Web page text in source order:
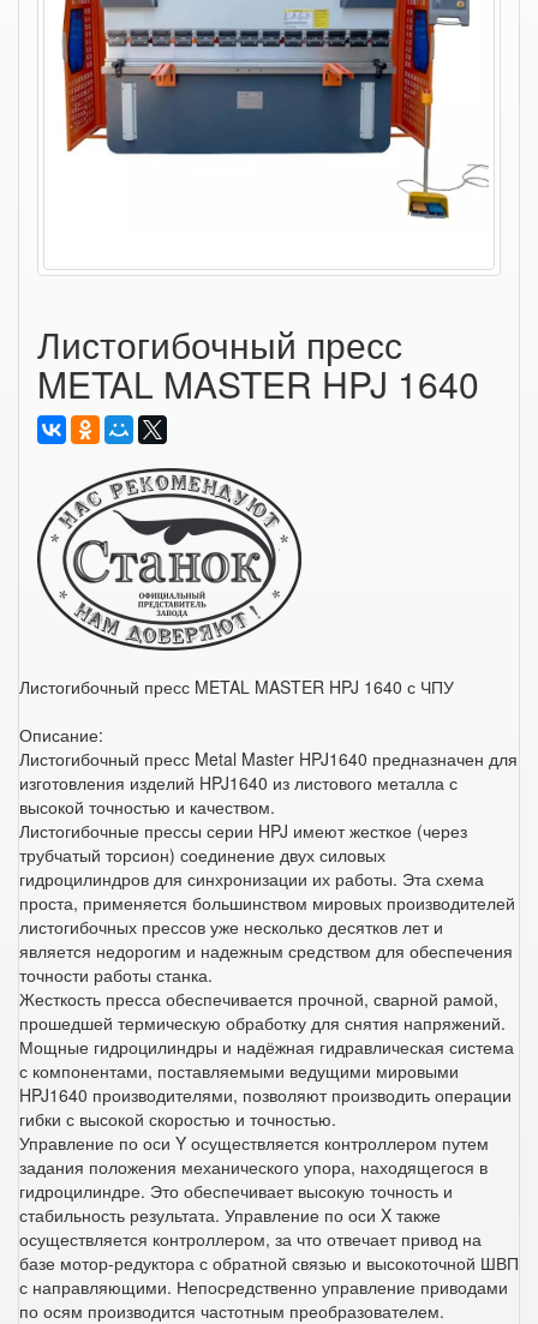
Листогибочный пресс
METAL MASTER HPJ 1640
Листогибочный пресс METAL MASTER HPJ 1640 с ЧПУ
Описание:
Листогибочный пресс Metal Master HPJ1640 предназначен для
изготовления изделий HPJ1640 из листового металла с
высокой точностью и качеством.
Листогибочные прессы серии HPJ имеют жесткое (через
трубчатый торсион) соединение двух силовых
гидроцилиндров для синхронизации их работы. Эта схема
проста, применяется большинством мировых производителей
листогибочных прессов уже несколько десятков лет и
является недорогим и надежным средством для обеспечения
точности работы станка.
Жесткость пресса обеспечивается прочной, сварной рамой,
прошедшей термическую обработку для снятия напряжений.
Мощные гидроцилиндры и надёжная гидравлическая система
с компонентами, поставляемыми ведущими мировыми
HPJ1640 производителями, позволяют производить операции
гибки с высокой скоростью и точностью.
Управление по оси Y осуществляется контроллером путем
задания положения механического упора, находящегося в
гидроцилиндре. Это обеспечивает высокую точность и
стабильность результата. Управление по оси X также
осуществляется контроллером, за что отвечает привод на
базе мотор-редуктора с обратной связью и высокоточной ШВП
с направляющими. Непосредственно управление приводами
по осям производится частотным преобразователем.